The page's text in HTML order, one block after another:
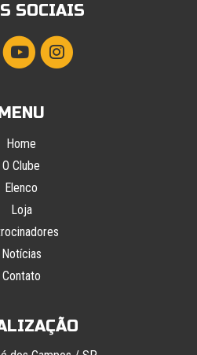
SOCIAIS
Home
O Clube
Elenco
Loja
Notícias
Contato